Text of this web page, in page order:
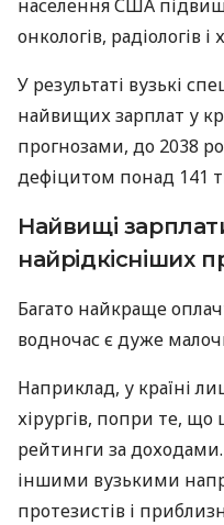
населення США
онкологів, радіологів і
У результаті вузькі
найвищих зарплат у
прогнозами, до 2038
дефіцитом понад 141
Найвищі
найрідкісніших
Багато найкраще
водночас є дуже
Наприклад, у країні
хірургів, попри те, що
рейтинги за доходами.
іншими вузькими
протезистів і